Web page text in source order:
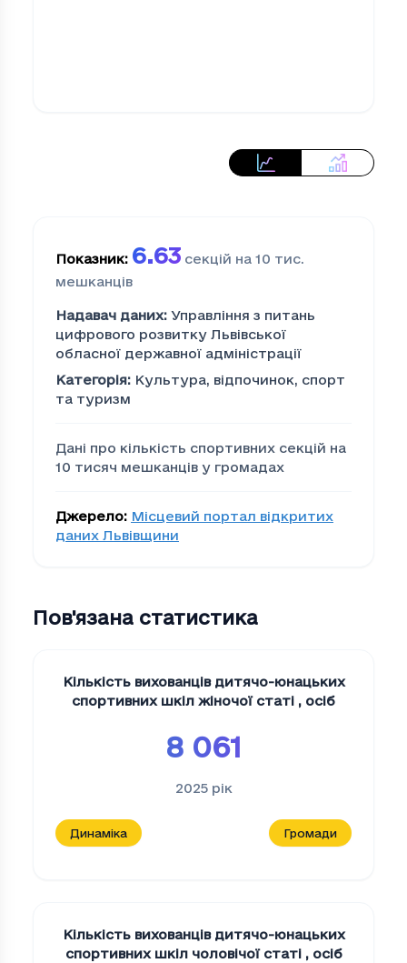
Показник: 6.63 секцій на 10 тис.
мешканців
Надавач даних: Управління з питань
цифрового розвитку Львівської
обласної державної адміністрації
Категорія: Культура, відпочинок, спорт
та туризм
Дані про кількість спортивних секцій на
10 тисяч мешканців у громадах
Джерело: Місцевий портал відкритих
даних Львівщини
Пов'язана статистика
Кількість вихованців дитячо-юнацьких
спортивних шкіл жіночої статі , осіб
8 061
2025 рік
Динаміка Громади
Кількість вихованців дитячо-юнацьких
спортивних шкіл чоловічої статі , осіб